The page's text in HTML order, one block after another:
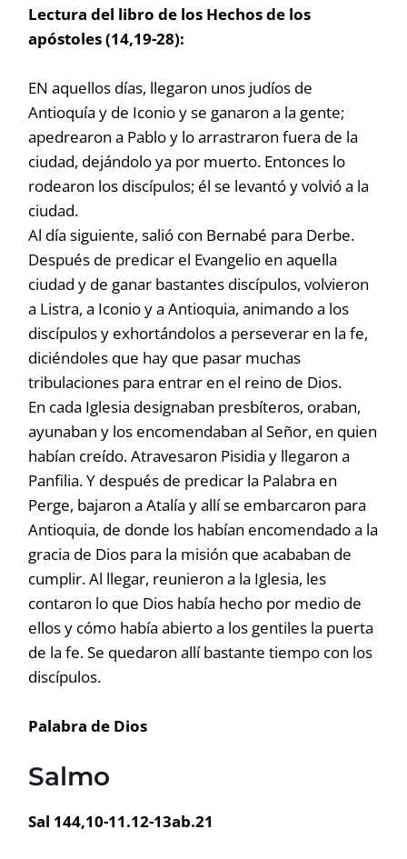
Lectura del libro de los Hechos de los
apóstoles (14,19-28):
EN aquellos días, llegaron unos judíos de
Antioquía y de Iconio y se ganaron a la gente;
apedrearon a Pablo y lo arrastraron fuera de la
ciudad, dejándolo ya por muerto. Entonces lo
rodearon los discípulos; él se levantó y volvió a la
ciudad.
Al día siguiente, salió con Bernabé para Derbe.
Después de predicar el Evangelio en aquella
ciudad y de ganar bastantes discípulos, volvieron
a Listra, a Iconio y a Antioquia, animando a los
discípulos y exhortándolos a perseverar en la fe,
diciéndoles que hay que pasar muchas
tribulaciones para entrar en el reino de Dios.
En cada Iglesia designaban presbíteros, oraban,
ayunaban y los encomendaban al Señor, en quien
habían creído. Atravesaron Pisidia y llegaron a
Panfilia. Y después de predicar la Palabra en
Perge, bajaron a Atalía y allí se embarcaron para
Antioquia, de donde los habían encomendado a la
gracia de Dios para la misión que acababan de
cumplir. Al llegar, reunieron a la Iglesia, les
contaron lo que Dios había hecho por medio de
ellos y cómo había abierto a los gentiles la puerta
de la fe. Se quedaron allí bastante tiempo con los
discípulos.
Palabra de Dios
Salmo
Sal 144,10-11.12-13ab.21